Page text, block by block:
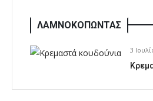
ΛΑΜΝΟΚΟΠΩΝΤΑΣ
3